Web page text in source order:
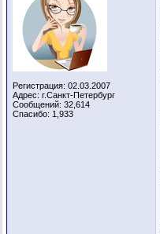
Регистрация: 02.03.2007
Адрес: г.Санкт-Петербург
Сообщений: 32,614
Спасибо: 1,933